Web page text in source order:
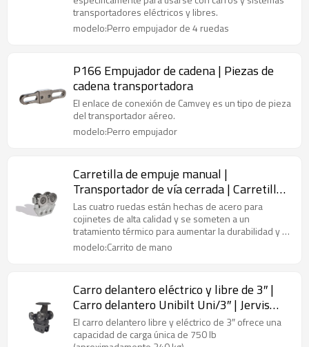
transportadores eléctricos y libres.
modelo:Perro empujador de 4 ruedas
P166 Empujador de cadena | Piezas de
cadena transportadora
El enlace de conexión de Camvey es un tipo de pieza
del transportador aéreo.
modelo:Perro empujador
Carretilla de empuje manual |
Transportador de vía cerrada | Carretilla
de empuje manual Unibilt 20105
Las cuatro ruedas están hechas de acero para
cojinetes de alta calidad y se someten a un
tratamiento térmico para aumentar la durabilidad y la
resistencia.
modelo:Carrito de mano
Carro delantero eléctrico y libre de 3″ |
Carro delantero Unibilt Uni/3″ | Jervis
Webb F17004
El carro delantero libre y eléctrico de 3″ ofrece una
capacidad de carga única de 750 lb